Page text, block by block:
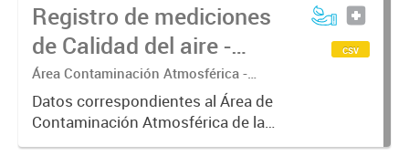
Registro de mediciones
de Calidad del aire -
Meteorología
Área Contaminación Atmosférica -
Dirección de Protección Ambiental
Datos correspondientes al Área de
Contaminación Atmosférica de la
Dirección de Protección Ambiental.
csv